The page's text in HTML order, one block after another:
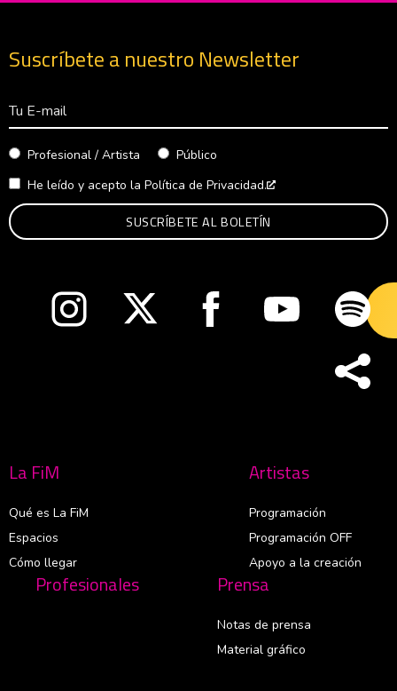
Suscríbete a nuestro Newsletter
Correo Electrónico
Profesional / Artista
Público
He leído y acepto la Política de Privacidad.
Abre en nueva ventanaAbre en nueva ventanaAbre en nueva ventana
Abre en nueva
La FiM
Qué es La FiM
Espacios
Cómo llegar
Artistas
Programación
Programación OFF
Apoyo a la creación
Profesionales Prensa
Notas de prensa
Material gráfico